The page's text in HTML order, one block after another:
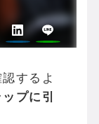
するよ
プに引